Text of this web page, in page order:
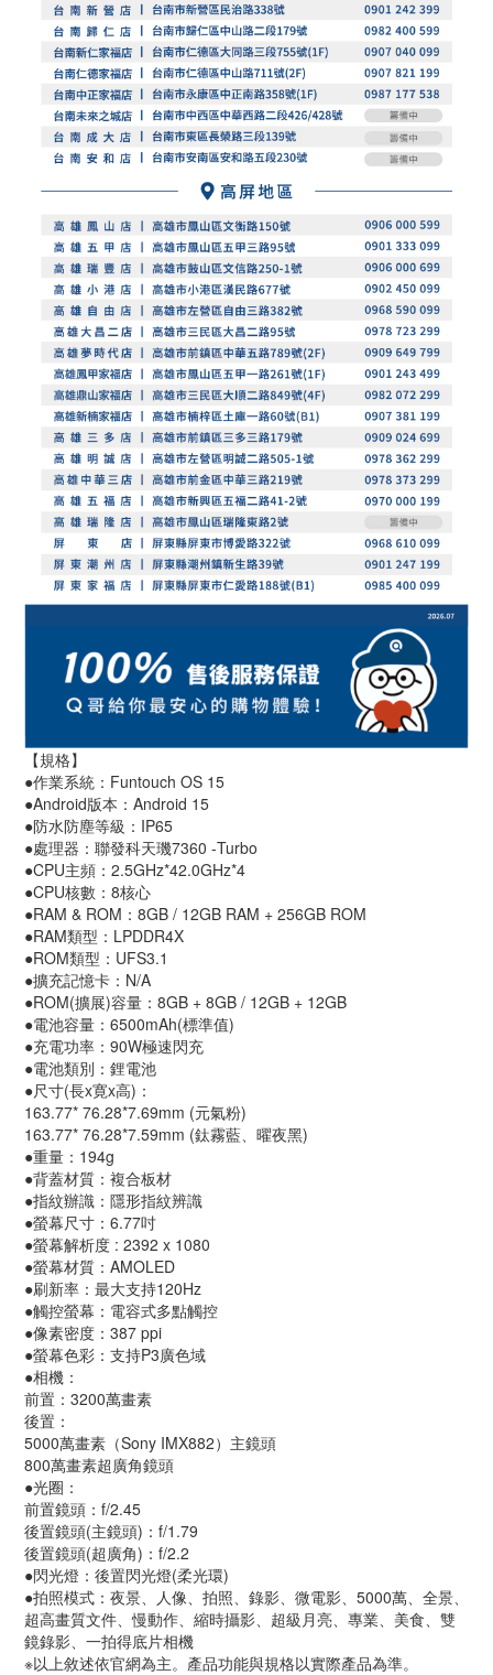
【規格】
●作業系統：Funtouch OS 15
●Android版本：Android 15
●防水防塵等級：IP65
●處理器：聯發科天璣7360 -Turbo
●CPU主頻：2.5GHz*42.0GHz*4
●CPU核數：8核心
●RAM & ROM：8GB / 12GB RAM + 256GB ROM
●RAM類型：LPDDR4X
●ROM類型：UFS3.1
●擴充記憶卡：N/A
●ROM(擴展)容量：8GB + 8GB / 12GB + 12GB
●電池容量：6500mAh(標準值)
●充電功率：90W極速閃充
●電池類別：鋰電池
●尺寸(長x寛x高)：
163.77* 76.28*7.69mm (元氣粉)
163.77* 76.28*7.59mm (鈦霧藍、曜夜黑)
●重量：194g
●背蓋材質：複合板材
●指紋辦識：隱形指紋辨識
●螢幕尺寸：6.77吋
●螢幕解析度 : 2392 x 1080
●螢幕材質：AMOLED
●刷新率：最大支持120Hz
●觸控螢幕：電容式多點觸控
●像素密度：387 ppi
●螢幕色彩：支持P3廣色域
●相機：
前置：3200萬畫素
後置：
5000萬畫素（Sony IMX882）主鏡頭
800萬畫素超廣角鏡頭
●光圈：
前置鏡頭：f/2.45
後置鏡頭(主鏡頭)：f/1.79
後置鏡頭(超廣角)：f/2.2
●閃光燈：後置閃光燈(柔光環)
●拍照模式：夜景、人像、拍照、錄影、微電影、5000萬、全景、
超高畫質文件、慢動作、縮時攝影、超級月亮、專業、美食、雙
鏡錄影、一拍得底片相機
※以上敘述依官網為主。產品功能與規格以實際產品為準。